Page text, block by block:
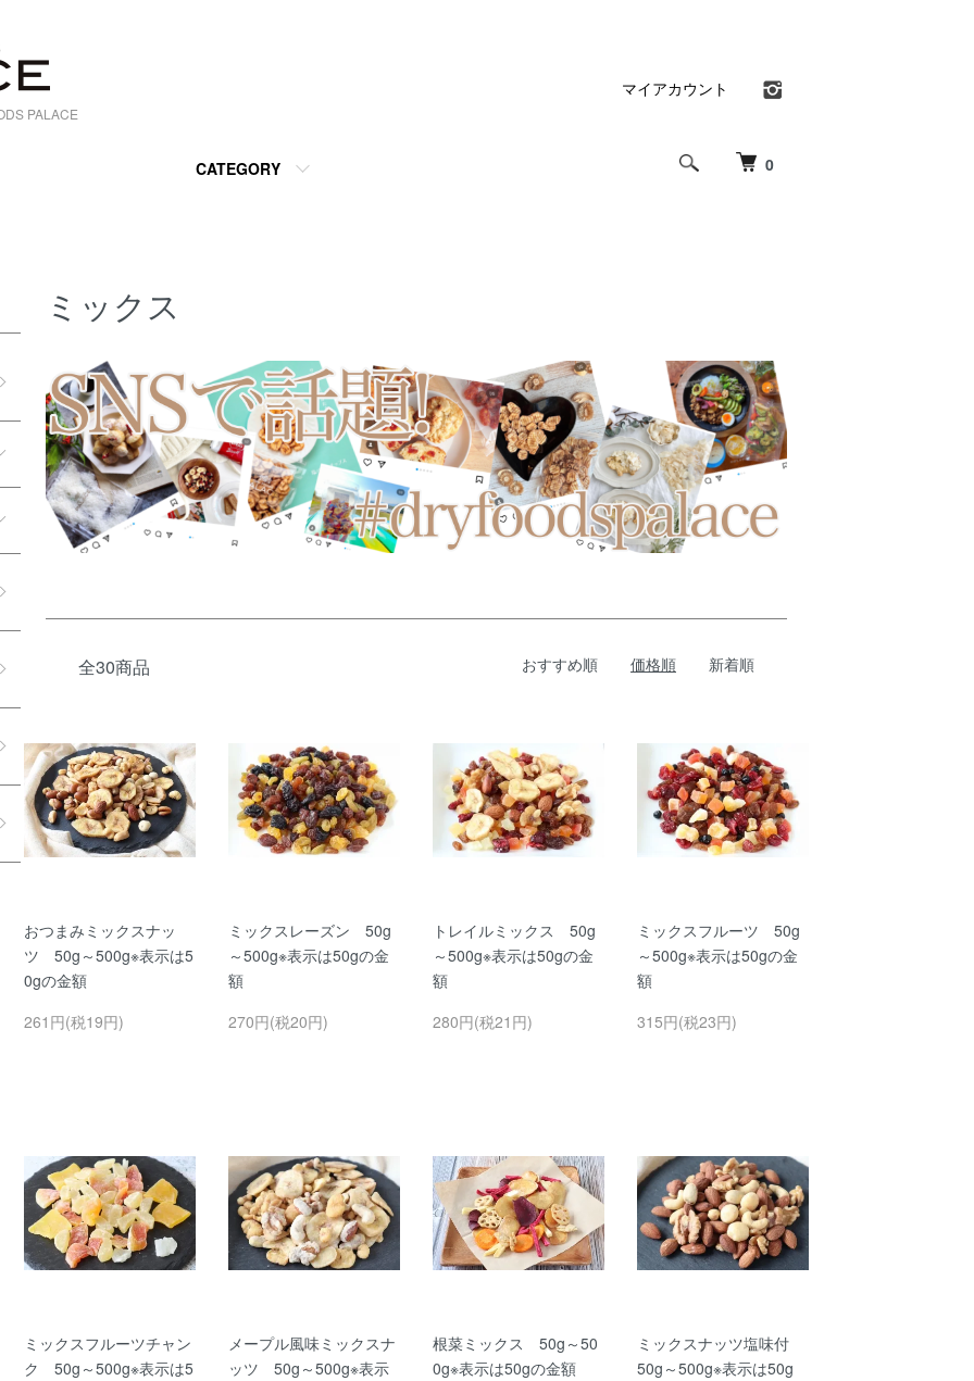
PALACE
0
CATEGORY
マイアカウント
ミックス
全30商品 おすすめ順 価格順 新着順
おつまみミックスナッ
ツ 50g～500g※表示は5
0gの金額
261円(税19円)
ミックスレーズン 50g
～500g※表示は50gの金
額
270円(税20円)
トレイルミックス 50g
～500g※表示は50gの金
額
280円(税21円)
ミックスフルーツ 50g
～500g※表示は50gの金
額
315円(税23円)
ミックスフルーツチャン
ク 50g～500g※表示は5
メープル風味ミックスナ
ッツ 50g～500g※表示
根菜ミックス 50g～50
0g※表示は50gの金額
ミックスナッツ塩味付
50g～500g※表示は50g